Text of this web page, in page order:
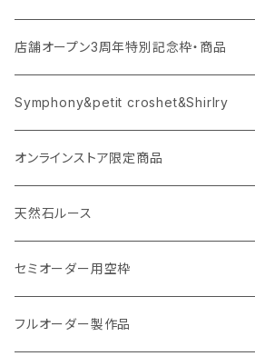
店舗オープン3周年特別記念枠・商品
Symphony&petit croshet&Shirlry
Symphony（シンフォニー）
Petit crochet（プチ・クロシェ）
Shirlry（シアリー）
オンラインストア限定商品
天然石ルース
パライバトルマリン
アレキサンドライト
セミオーダー用空枠
リング
フルオーダー製作品